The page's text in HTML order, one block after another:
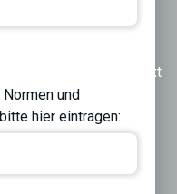
Next
und
hier eintragen: